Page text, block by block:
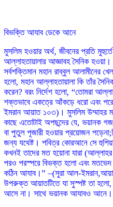
বিভক্তি আযাব ডেকে আনে
মুসলিম হওয়ার অর্থ, জীবনের প্রতি
আল্লাহতায়ালার আজ্ঞাবহ সৈনিক হওয়া।
সর্বশক্তিমান মহান রাব্বুল আলামীনের
হলো, মহান আল্লাহতায়ালা কি তাঁর
করেন? বরং নির্দেশ হলো, “তোমরা
শক্তভাবে একত্রে আঁকড়ে ধরো এবং
ইমরান আয়াত ১০৩)। মুসলিম উম্মাহর
কাছে এতোটাই অপছন্দের যে, ভয়ানক
বা পুতুল পূজারী হওয়ার প্রয়োজন
জন্য যথেষ্ট। পবিত্র কোরআনে সে
কখনই তাদের মত হয়োনা যারা (আল্লাহর
পরও পরস্পরে বিভক্ত হলো এবং মতভেদ
কঠিন আযাব।” –(সুরা আল-
উপরুক্ত আয়াতটিতে যা সুস্পষ্ট তা হলো,
আসে না। সাথে ভয়ানক আযাবও আনে।